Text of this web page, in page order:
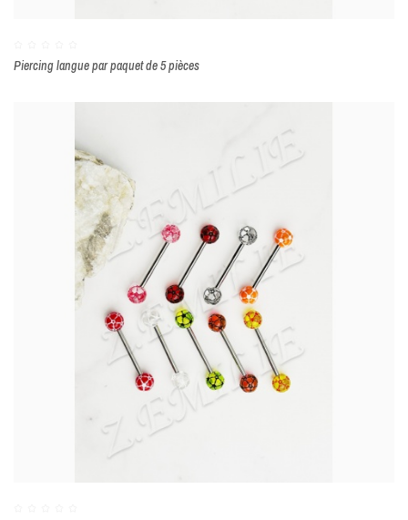
Piercing langue par paquet de 5 pièces